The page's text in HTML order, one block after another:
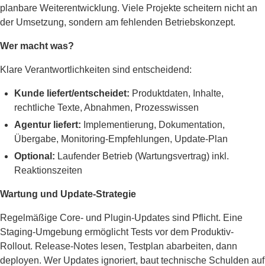
planbare Weiterentwicklung. Viele Projekte scheitern nicht an
der Umsetzung, sondern am fehlenden Betriebskonzept.
Wer macht was?
Klare Verantwortlichkeiten sind entscheidend:
Kunde liefert/entscheidet: Produktdaten, Inhalte,
rechtliche Texte, Abnahmen, Prozesswissen
Agentur liefert: Implementierung, Dokumentation,
Übergabe, Monitoring-Empfehlungen, Update-Plan
Optional: Laufender Betrieb (Wartungsvertrag) inkl.
Reaktionszeiten
Wartung und Update-Strategie
Regelmäßige Core- und Plugin-Updates sind Pflicht. Eine
Staging-Umgebung ermöglicht Tests vor dem Produktiv-
Rollout. Release-Notes lesen, Testplan abarbeiten, dann
deployen. Wer Updates ignoriert, baut technische Schulden auf